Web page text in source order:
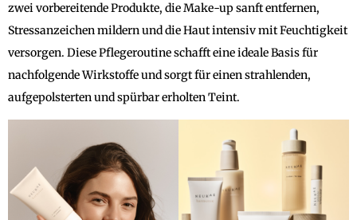
zwei vorbereitende Produkte, die Make-up sanft entfernen,
Stressanzeichen mildern und die Haut intensiv mit Feuchtigkeit
versorgen. Diese Pflegeroutine schafft eine ideale Basis für
nachfolgende Wirkstoffe und sorgt für einen strahlenden,
aufgepolsterten und spürbar erholten Teint.